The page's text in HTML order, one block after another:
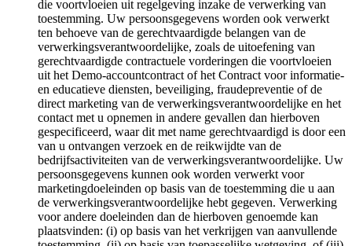
die voortvloeien uit regelgeving inzake de verwerking van
toestemming. Uw persoonsgegevens worden ook verwerkt
ten behoeve van de gerechtvaardigde belangen van de
verwerkingsverantwoordelijke, zoals de uitoefening van
gerechtvaardigde contractuele vorderingen die voortvloeien
uit het Demo-accountcontract of het Contract voor informatie-
en educatieve diensten, beveiliging, fraudepreventie of de
direct marketing van de verwerkingsverantwoordelijke en het
contact met u opnemen in andere gevallen dan hierboven
gespecificeerd, waar dit met name gerechtvaardigd is door een
van u ontvangen verzoek en de reikwijdte van de
bedrijfsactiviteiten van de verwerkingsverantwoordelijke. Uw
persoonsgegevens kunnen ook worden verwerkt voor
marketingdoeleinden op basis van de toestemming die u aan
de verwerkingsverantwoordelijke hebt gegeven. Verwerking
voor andere doeleinden dan de hierboven genoemde kan
plaatsvinden: (i) op basis van het verkrijgen van aanvullende